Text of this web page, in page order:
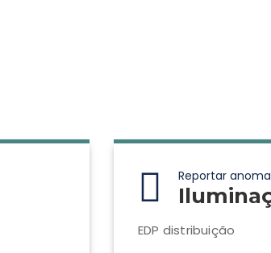
Reportar
EDP distribuição